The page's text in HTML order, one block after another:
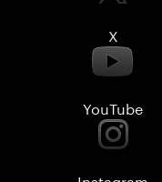
X
YouTube